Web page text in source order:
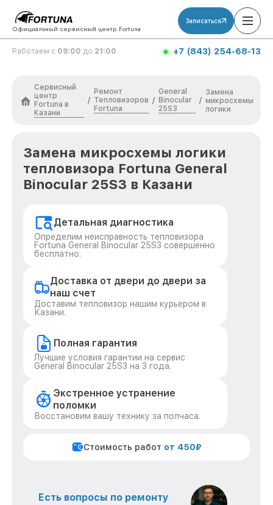
Официальный сервисный центр Fortuna
Записаться
Работаем с 09:00 до 21:00 +7 (843) 254-68-13
Сервисный
центр
Fortuna в
Казани
/
Ремонт
Тепловизоров
Fortuna
/
General
Binocular
25S3
/
Замена
микросхемы
логики
Замена микросхемы логики
тепловизора Fortuna General
Binocular 25S3 в Казани
Детальная диагностика
Определим неисправность тепловизора
Fortuna General Binocular 25S3 совершенно
бесплатно.
Доставка от двери до двери за
наш счет
Доставим тепловизор нашим курьером в
Казани.
Полная гарантия
Лучшие условия гарантии на сервис
General Binocular 25S3 на 3 года.
Экстренное устранение
поломки
Восстановим вашу технику за полчаса.
Стоимость работ от 450₽
Есть вопросы по ремонту